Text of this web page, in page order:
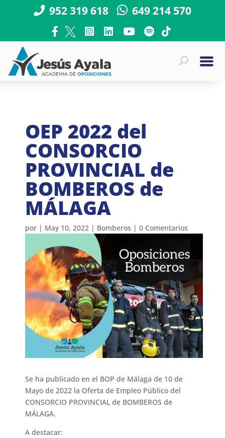
952 319 618 649 214 570
OEP 2022 del
CONSORCIO
PROVINCIAL de
BOMBEROS de
MÁLAGA
por | May 10, 2022 | Bomberos |0 Comentarios
Se ha publicado en el BOP de Málaga de 10 de
Mayo de 2022 la Oferta de Empleo Público del
CONSORCIO PROVINCIAL de BOMBEROS de
MÁLAGA.
A destacar: